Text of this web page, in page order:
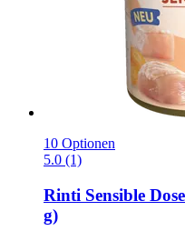
10 Optionen
5.0 (1)
Rinti Sensible
g)